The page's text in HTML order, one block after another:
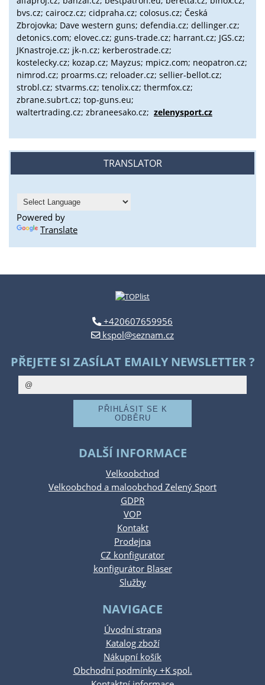
bvs.cz; cairocz.cz; cidpraha.cz; colosus.cz; Česká
Zbrojovka; Dave western guns; defendia.cz; dellinger.cz;
detonics.com; elovec.cz; guns-trade.cz; harrant.cz; JGS.cz;
JKnastroje.cz; jk-n.cz; kerberostrade.cz;
kostelecky.cz; kozap.cz; Mayzus; mpicz.com; neopatron.cz;
nimrod.cz; proarms.cz; reloader.cz; sellier-bellot.cz;
strobl.cz; stvarms.cz; tenolix.cz; thermfox.cz;
zbrane.subrt.cz; top-guns.eu;
waltertrading.cz; zbraneesako.cz; zelenysport.cz
TRANSLATOR
Powered by
Translate
+420607659956
kspol@seznam.cz
PŘEJETE SI ZASÍLAT EMAILY NEWSLETTER ?
DALŠÍ INFORMACE
Velkoobchod
Velkoobchod a maloobchod Zelený Sport
GDPR
VOP
Kontakt
Prodejna
CZ konfigurator
konfigurátor Blaser
Služby
NAVIGACE
Úvodní strana
Katalog zboží
Nákupní košík
Obchodní podmínky +K spol.